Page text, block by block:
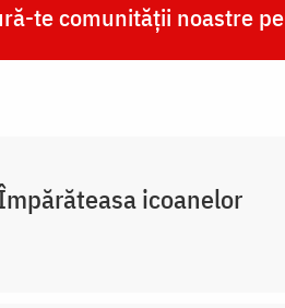
te comunității noastre pe
icoanelor